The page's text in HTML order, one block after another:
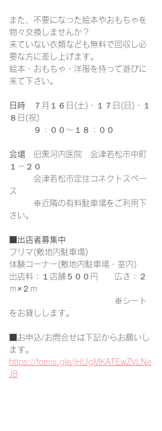
また、不要になった絵本やおもちゃを
物々交換しませんか？
来ていない衣類なども無料で回収し必
要な方に差し上げます。
絵本・おもちゃ・洋服を持って遊びに
来て下さい。
日時 ７月１６日(土)・１７日(日)・１
８日(祝)
９：００～１８：００
会場 旧黒河内医院　会津若松市中町
１－２０
会津若松市定住コネクトスペー
ス
※近隣の有料駐車場をご利用下
さい。
■出店者募集中
フリマ(敷地内駐車場)
体験コーナー(敷地内駐車場・室内)
出店料：１店舗５００円　　広さ：２
ｍ×２ｍ
※シート
をお貸しします。
■お申込/お問合せは下記からお願いし
ます。
https://forms.gle/jHUgMKATEwZVLNe
J8